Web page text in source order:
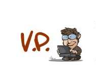
contenuto